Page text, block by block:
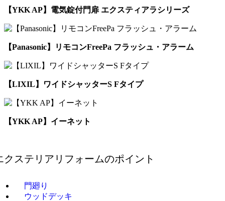
【YKK AP】電気錠付門扉 エクスティアラシリーズ
【Panasonic】リモコンFreePa フラッシュ・アラーム
【LIXIL】ワイドシャッターS Fタイプ
【YKK AP】イーネット
クステリアリフォームのポイント
門廻り
ウッドデッキ